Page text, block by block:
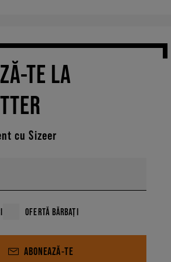
TE LA
cu Sizeer
OFERTĂ BĂRBAȚI
ABONEAZĂ-TE